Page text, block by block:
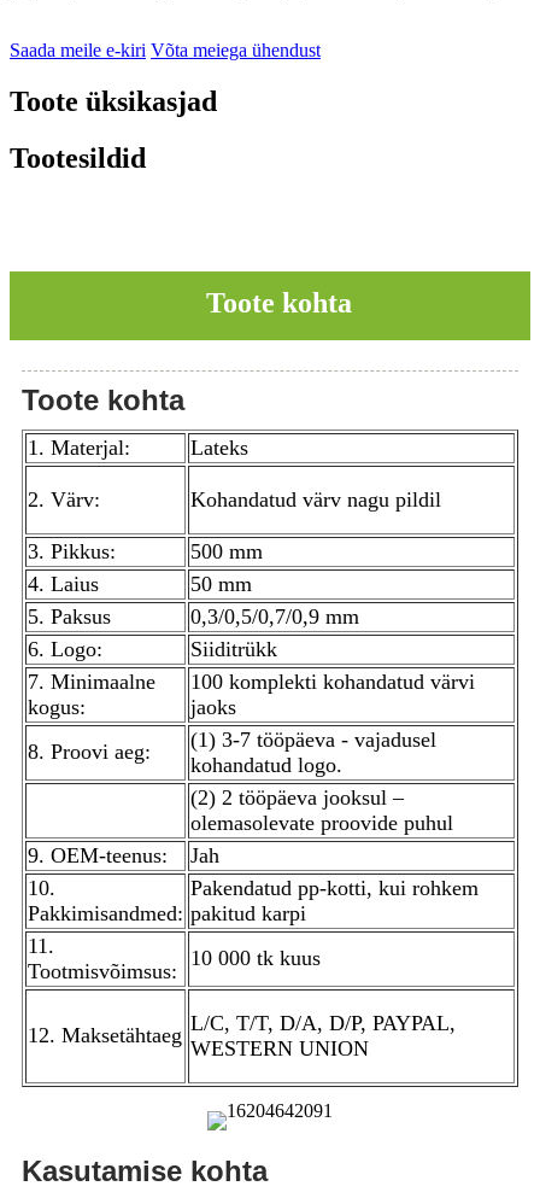
Saada meile e-kiri Võta meiega ühendust
Toote üksikasjad
Tootesildid
Toote kohta
Toote kohta
1. Materjal: Lateks
2. Värv: Kohandatud värv nagu pildil
3. Pikkus:
500 mm
4. Laius
50 mm
5. Paksus
0,3/0,5/0,7/0,9 mm
6. Logo:
Siiditrükk
7. Minimaalne
kogus:
100 komplekti kohandatud värvi
jaoks
8. Proovi aeg:
(1) 3-7 tööpäeva - vajadusel
kohandatud logo.
(2) 2 tööpäeva jooksul –
olemasolevate proovide puhul
9. OEM-teenus:
Jah
10.
Pakkimisandmed:
Pakendatud pp-kotti, kui rohkem
pakitud karpi
11.
Tootmisvõimsus:
10 000 tk kuus
12. Maksetähtaeg L/C, T/T, D/A, D/P, PAYPAL,
WESTERN UNION
Kasutamise kohta